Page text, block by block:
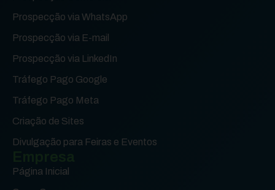
Prospecção via WhatsApp
Prospecção via E-mail
Prospecção via LinkedIn
Tráfego Pago Google
Tráfego Pago Meta
Criação de Sites
Divulgação para Feiras e Eventos
Página Inicial